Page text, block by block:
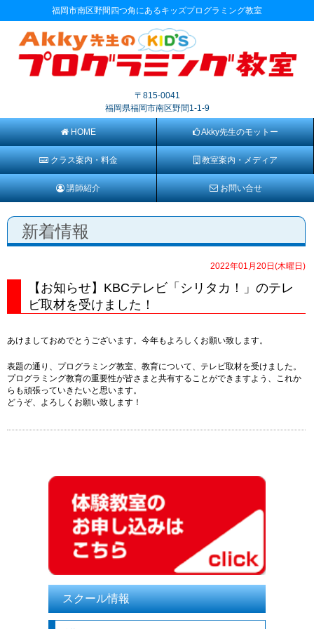
福岡市南区野間四つ角にあるキッズプログラミング教室
〒815-0041
福岡県福岡市南区野間1-1-9
HOME Akky先生のモットー
クラス案内・料金 教室案内・メディア
講師紹介 お問い合せ
新着情報
2022年01月20日(木曜日)
【お知らせ】KBCテレビ「シリタカ！」のテレ
ビ取材を受けました！
あけましておめでとうございます。今年もよろしくお願い致します。
表題の通り、プログラミング教室、教育について、テレビ取材を受けました。
プログラミング教育の重要性が皆さまと共有することができますよう、これか
らも頑張っていきたいと思います。
どうぞ、よろしくお願い致します！
スクール情報